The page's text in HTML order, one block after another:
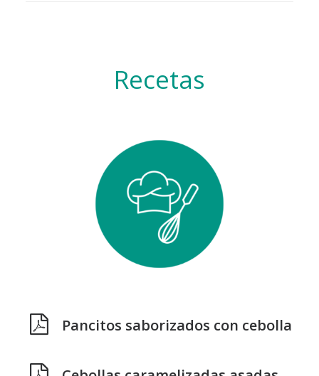
Recetas
Pancitos saborizados con cebolla